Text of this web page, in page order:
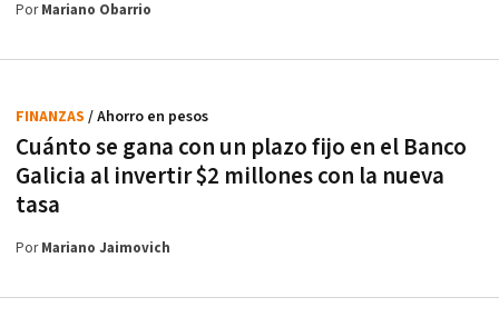
PorMariano Obarrio
Cuánto se gana con un plazo fijo en el Banco
Galicia al invertir $2 millones con la nueva
tasa
FINANZAS / Ahorro en pesos
PorMariano Jaimovich